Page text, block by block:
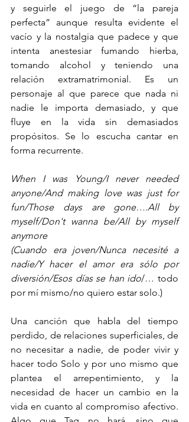
y seguirle el juego de “la pareja
perfecta” aunque resulta evidente el
vacío y la nostalgia que padece y que
intenta anestesiar fumando hierba,
tomando alcohol y teniendo una
relación extramatrimonial. Es un
personaje al que parece que nada ni
nadie le importa demasiado, y que
fluye en la vida sin demasiados
propósitos. Se lo escucha cantar en
forma recurrente.
When I was Young/I never needed
anyone/And making love was just for
fun/Those days are gone….All by
myself/Don't wanna be/All by myself
anymore
(Cuando era joven/Nunca necesité a
nadie/Y hacer el amor era sólo por
diversión/Esos días se han ido/… todo
por mí mismo/no quiero estar solo.)
Una canción que habla del tiempo
perdido, de relaciones superficiales, de
no necesitar a nadie, de poder vivir y
hacer todo Solo y por uno mismo que
plantea el arrepentimiento, y la
necesidad de hacer un cambio en la
vida en cuanto al compromiso afectivo.